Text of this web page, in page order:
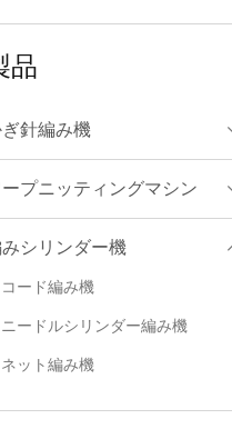
品
針編み機
ープニッティングマシン
シリンダー機
コード編み機
ニードルシリンダー編み機
ネット編み機